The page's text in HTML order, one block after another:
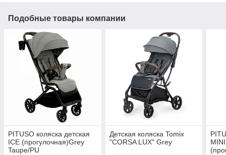
Подобные товары компании
PITUSO коляска детская
ICE (прогулочная)Grey
Taupe/PU
Детская коляска Tomix
"CORSA LUX" Grey
MINI